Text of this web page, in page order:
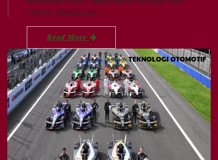
(AWD). Teknologi ini…
Read More